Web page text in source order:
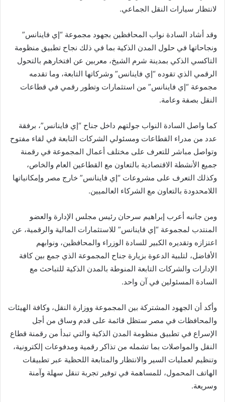
لانتظار سيارات النقل الجماعي.
وقد أشاد السادة نواب المحافظين بجهود مجموعة “إي فاينانس”
ونجاحاتها في حلول المدن الذكية بما في ذلك نجاح تطبيق منظومة
التاكسي الذكي بمدينة شرم الشيخ، معربين عن افتخارهم بالتحول
الرقمي الذي تقوده “إي فاينانس” وشركاتها التابعة، وما تقدمه
مجموعة “إي فاينانس” من استثمارات وتطور رقمي في قطاعات
النقل بصفة وعامة.
كما واصل السادة النواب جولتهم داخل جناح “إي فاينانس”، برفقة
عدد من مدراء القطاعات ومسئولي الشركات التابعة في لقاء مفتوح
وتواصل مباشر للتعرف على مختلف أعمال المجموعة في رقمنة
جميع الأنشطة الاقتصادية بالتعاون مع القطاعين العام والخاص،
وكذلك التعرف على مشروعات “إي فاينانس” خارج مصر وإمكانياتها
اللامحدودة بالتعاون مع الشركاء العالميين.
ومن جانبه أعرب إبراهيم سرحان رئيس مجلس الإدارة والعضو
المنتدب لمجموعة “إي فاينانس” للاستثمارات المالية والرقمية، عن
اعتزازه وتقديره الكبير للسادة الوزراء والمحافظين، ونوابهم
الأفاضل، لتلبية الدعوة بزيارة جناح المجموعة الذي جمع بين كافة
الإدارات والشركات التابعة المنوطة بالمدن الذكية للتباحث مع
السادة المسئولين في آن واحد.
وأكد أن الجهود المشتركة بين المجموعة ووزارة النقل، وكافة الهيئات
والمحافظات في مصر ستظل قائمة على قدم وساق من أجل
الإسراع في تطبيق منظومة المدن الذكية والتي تبدأ من رقمنة قطاع
النقل والمواصلات بما تشمله من تذاكر رقمية ومدفوعات إلكترونية،
وتنظيم لعمليات السير والانتظار والمتابعة اللحظية عبر تطبيقات
الهاتف المحمول، للمساهمة في توفير تجربة تنقل سهلة وآمنة
وسريعة.